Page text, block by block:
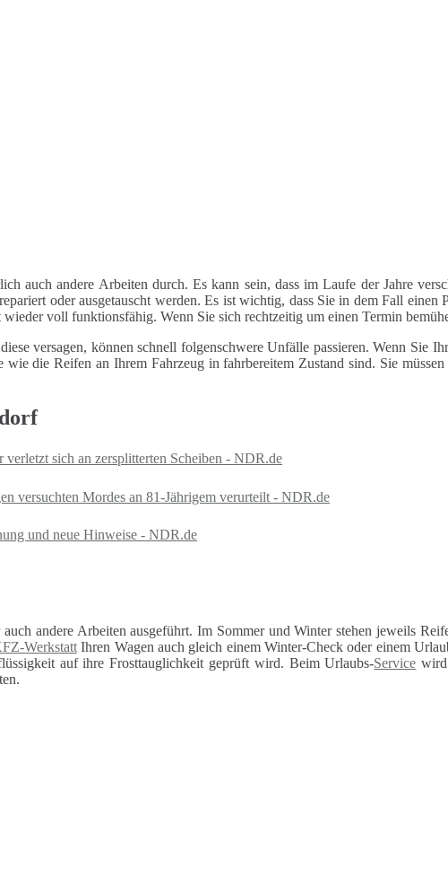
auch andere Arbeiten durch. Es kann sein, dass im Laufe der Jahre
oder ausgetauscht werden. Es ist wichtig, dass Sie in dem Fall
voll funktionsfähig. Wenn Sie sich rechtzeitig um einen Termin
versagen, können schnell folgenschwere Unfälle passieren. Wenn Sie
wie die Reifen an Ihrem Fahrzeug in fahrbereitem Zustand sind. Sie
sich an zersplitterten Scheiben - NDR.de
versuchten Mordes an 81-Jährigem verurteilt - NDR.de
und neue Hinweise - NDR.de
andere Arbeiten ausgeführt. Im Sommer und Winter stehen jeweils
WerkstattIhren Wagen auch gleich einem Winter-Check oder einem
auf ihre Frosttauglichkeit geprüft wird. Beim Urlaubs-Service